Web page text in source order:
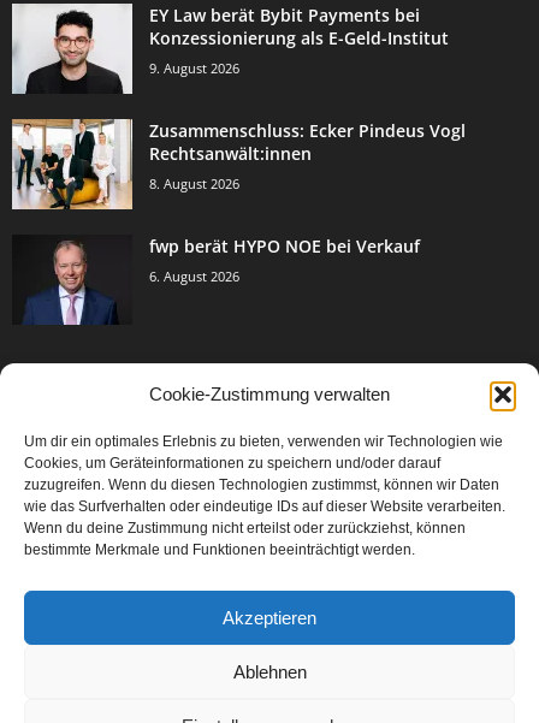
Cookie-Zustimmung verwalten
Um dir ein optimales Erlebnis zu bieten, verwenden wir Technologien wie
Cookies, um Geräteinformationen zu speichern und/oder darauf
zuzugreifen. Wenn du diesen Technologien zustimmst, können wir Daten
wie das Surfverhalten oder eindeutige IDs auf dieser Website verarbeiten.
Wenn du deine Zustimmung nicht erteilst oder zurückziehst, können
bestimmte Merkmale und Funktionen beeinträchtigt werden.
Akzeptieren
Ablehnen
EY Law berät Bybit Payments bei
Konzessionierung als E-Geld-Institut
9. August 2026
Zusammenschluss: Ecker Pindeus Vogl
Rechtsanwält:innen
8. August 2026
fwp berät HYPO NOE bei Verkauf
6. August 2026
Events & Success 3005
Breaking News 2067
Aktuelles
Featured Article
Karriere 567